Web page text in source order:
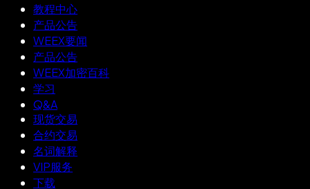
教程中心
产品公告
WEEX要闻
产品公告
WEEX加密百科
学习
Q&A
现货交易
合约交易
名词解释
VIP服务
下载